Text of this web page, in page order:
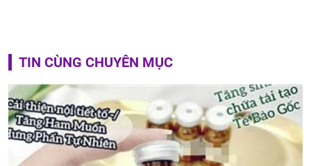
TIN CÙNG CHUYÊN MỤC